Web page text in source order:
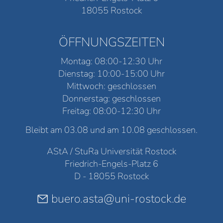
18055 Rostock
ÖFFNUNGSZEITEN
Montag: 08:00-12:30 Uhr
Dienstag: 10:00-15:00 Uhr
Mittwoch: geschlossen
Donnerstag: geschlossen
Freitag: 08:00-12:30 Uhr
Bleibt am 03.08 und am 10.08 geschlossen.
AStA / StuRa Universität Rostock
Friedrich-Engels-Platz 6
D - 18055 Rostock
buero.asta@uni-rostock.de